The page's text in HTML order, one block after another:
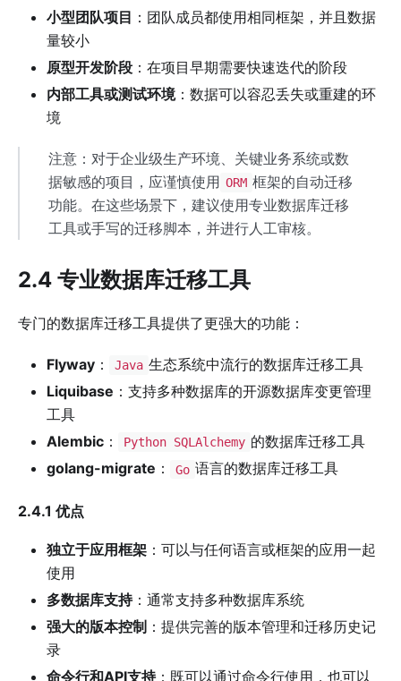
小型团队项目 ：团队成员都使用相同框架，并且数据
量较小
原型开发阶段 ：在项目早期需要快速迭代的阶段
内部工具或测试环境：数据可以容忍丢失或重建的环
境
注意：对于企业级生产环境、关键业务系统或数
据敏感的项目，应谨慎使用 ORM 框架的自动迁移
功能。在这些场景下，建议使用专业数据库迁移
工具或手写的迁移脚本，并进行人工审核。
2.4 专业数据库迁移工具
专门的数据库迁移工具提供了更强大的功能：
Flyway ： Java 生态系统中流行的数据库迁移工具
Liquibase ：支持多种数据库的开源数据库变更管理
工具
Alembic ： Python SQLAlchemy 的数据库迁移工具
golang-migrate ： Go 语言的数据库迁移工具
2.4.1 优点
独立于应用框架 ：可以与任何语言或框架的应用一起
使用
多数据库支持：通常支持多种数据库系统
强大的版本控制 ：提供完善的版本管理和迁移历史记
录
命令行和API支持：既可以通过命令行使用，也可以